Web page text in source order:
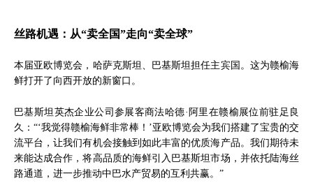
丝路机遇：从“卖全国”走向“卖全球”
本届亚欧博览会，哈萨克斯坦、巴基斯坦担任主宾国。这为赣榆海
鲜打开了向西开放的新窗口。
巴基斯坦英杰企业公司参展客商法哈德·阿里在赣榆展位前驻足良
久：“‘我觉得赣榆海鲜非常棒！’亚欧博览会为我们搭建了宝贵的交
流平台，让我们有机会接触到如此丰富的优质海产品。我们期待未
来能达成合作，将高品质的海鲜引入巴基斯坦市场，并依托陆海丝
路通道，进一步推动中巴水产贸易的互利共赢。”